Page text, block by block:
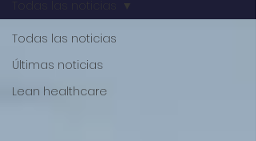
Todas las noticias
Últimas noticias
Lean healthcare